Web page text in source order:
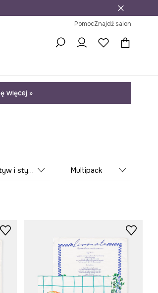
PomocZnajdź salon
więcej »
i stylistyka Multipack